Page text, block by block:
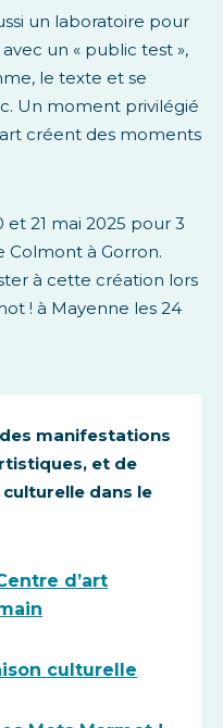
un laboratoire pour
un « public test »,
le texte et se
Un moment privilégié
créent des moments
21 mai 2025 pour 3
Colmont à Gorron.
à cette création lors
! à Mayenne les 24
manifestations
et de
dans le
d’art
culturelle